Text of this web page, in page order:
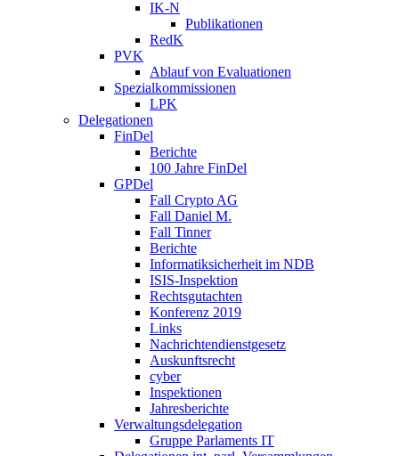
IK-N
Publikationen
RedK
PVK
Ablauf von Evaluationen
Spezialkommissionen
LPK
Delegationen
FinDel
Berichte
100 Jahre FinDel
GPDel
Fall Crypto AG
Fall Daniel M.
Fall Tinner
Berichte
Informatiksicherheit ­im NDB
ISIS-Inspektion
Rechtsgutachten
Konferenz 2019
Links
Nachrichtendienstgesetz
Auskunftsrecht
cyber
Inspektionen
Jahresberichte
Verwaltungsdelegation
Gruppe Parlaments IT